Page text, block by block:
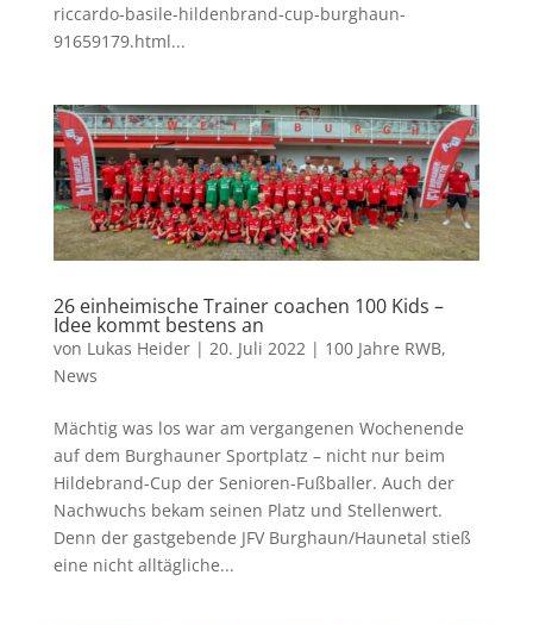
riccardo-basile-hildenbrand-cup-burghaun-
91659179.html...
26 einheimische Trainer coachen 100 Kids –
Idee kommt bestens an
von Lukas Heider| 20. Juli 2022| 100 Jahre RWB,
News
Mächtig was los war am vergangenen Wochenende
auf dem Burghauner Sportplatz – nicht nur beim
Hildebrand-Cup der Senioren-Fußballer. Auch der
Nachwuchs bekam seinen Platz und Stellenwert.
Denn der gastgebende JFV Burghaun/Haunetal stieß
eine nicht alltägliche...